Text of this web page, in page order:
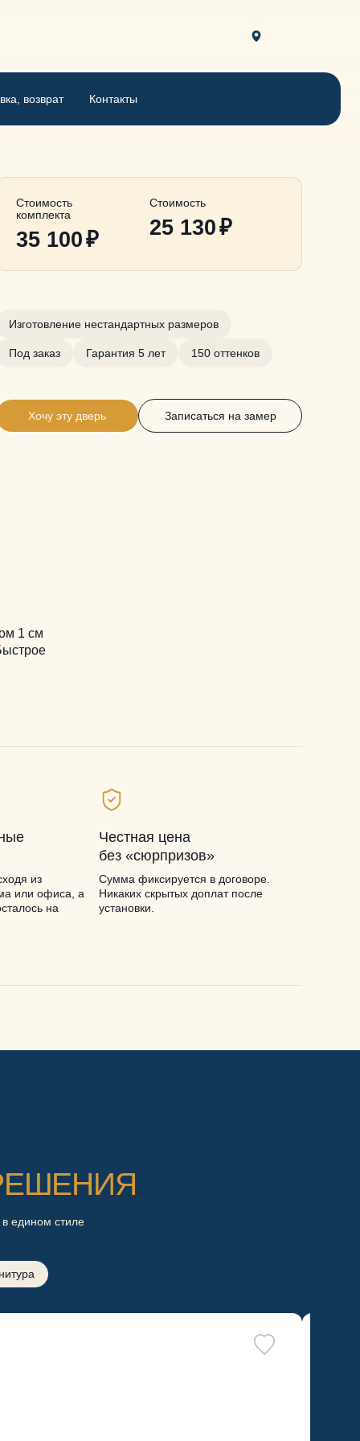
возврат Контакты
Стоимость
комплекта
35 100₽
Стоимость
25 130₽
Хочу эту дверь Записаться на замер
Изготовление нестандартных размеров
Под заказ Гарантия 5 лет 150 оттенков
1 см
из
или офиса, а
на
Честная цена
без «сюрпризов»
Сумма фиксируется в договоре.
Никаких скрытых доплат после
установки.
едином стиле